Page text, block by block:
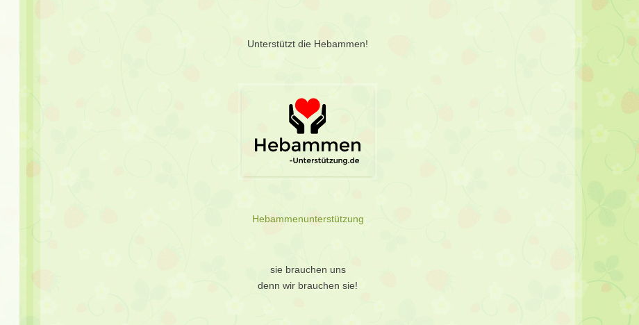
Unterstützt die Hebammen!
Hebammenunterstützung
sie brauchen uns
denn wir brauchen sie!